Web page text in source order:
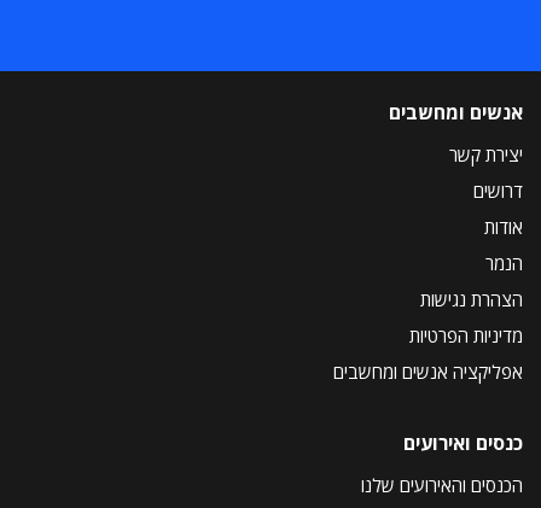
אנשים ומחשבים
יצירת קשר
דרושים
אודות
הנמר
הצהרת נגישות
מדיניות הפרטיות
אפליקציה אנשים ומחשבים
כנסים ואירועים
הכנסים והאירועים שלנו